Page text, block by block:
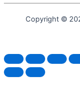
Copyright ©